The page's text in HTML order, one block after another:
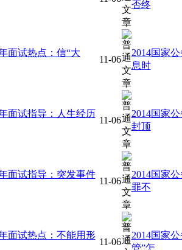
面试热点：信“大
11-06
面试指导：人生经历
11-06
面试指导：突发事件
11-06
面试热点：不能用形
11-06
否终
2014国家
息时
2014国家
封顶
2014国家
罪不
2014国家
管”怎